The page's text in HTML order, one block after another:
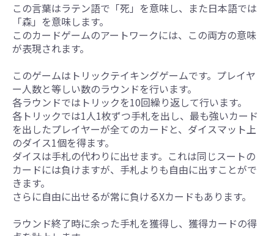
この言葉はラテン語で「死」を意味し、また日本語では
「森」を意味します。
このカードゲームのアートワークには、この両方の意味
が表現されます。
このゲームはトリックテイキングゲームです。プレイヤ
ー人数と等しい数のラウンドを行います。
各ラウンドではトリックを10回繰り返して行います。
各トリックでは1人1枚ずつ手札を出し、最も強いカード
を出したプレイヤーが全てのカードと、ダイスマット上
のダイス1個を得ます。
ダイスは手札の代わりに出せます。これは同じスートの
カードには負けますが、手札よりも自由に出すことがで
きます。
さらに自由に出せるが常に負けるXカードもあります。
ラウンド終了時に余った手札を獲得し、獲得カードの得